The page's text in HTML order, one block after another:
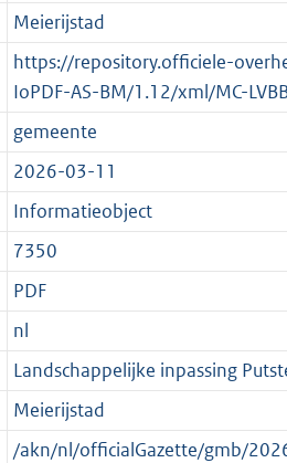
o
t
t
e
:
1
K
b
Meierijstad
https://repository.officiele-
IoPDF-AS-BM/1.12/xml/MC-
gemeente
2026-03-11
Informatieobject
7350
PDF
nl
Landschappelijke inpassing
Meierijstad
/akn/nl/officialGazette/gmb/